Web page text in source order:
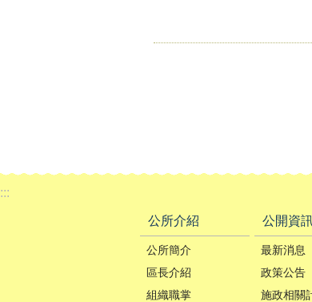
:::
公所介紹
公所簡介
區長介紹
組織職掌
公開資
最新消息
政策公告
施政相關